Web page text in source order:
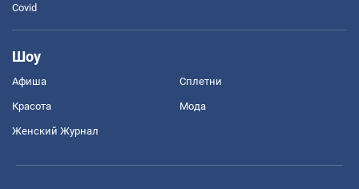
Covid
Шоу
Афиша Сплетни
Красота Мода
Женский Журнал